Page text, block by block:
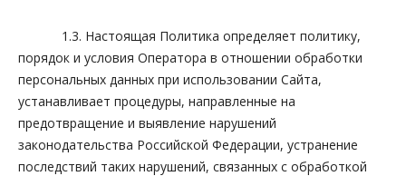
1.3. Настоящая Политика определяет политику,
порядок и условия Оператора в отношении обработки
персональных данных при использовании Сайта,
устанавливает процедуры, направленные на
предотвращение и выявление нарушений
законодательства Российской Федерации, устранение
последствий таких нарушений, связанных с обработкой